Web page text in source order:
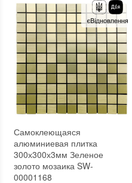
Основа: Самоклейка, Сетка
Назначение:
В интерьере, Для бани, Для бассейна, Для ванной комнаты и туалета, Для гостинной, Для душевой, Для кухни, Для спальни, Для фартука
Вес модуля: 0.57 кг
Размеры чипа: 25x25 мм
Толщина чипа: 4.5 мм
Площадь модуля: 0,088 м²
Страна производителя: Китай
Бренд: Sticker Wall
Тип поверхности: Глянцевая
Самоклеющаяся
алюминиевая плитка
300х300х3мм Зеленое
золото мозаика SW-
00001168